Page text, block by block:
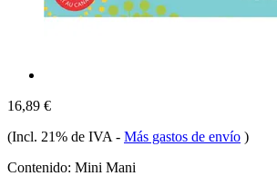
16,89 €
(Incl. 21% de IVA - Más gastos de envío )
Contenido: Mini Mani